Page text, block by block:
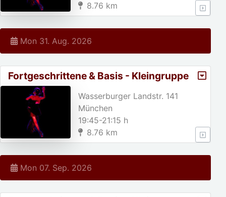
8.76 km
Mon 31. Aug. 2026
Fortgeschrittene & Basis - Kleingruppe
Wasserburger Landstr. 141
München
19:45-21:15 h
8.76 km
Mon 07. Sep. 2026